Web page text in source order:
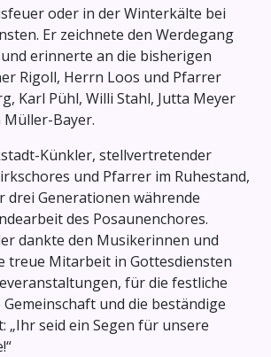
oder in der Winterkälte bei
Er zeichnete den Werdegang
erinnerte an die bisherigen
Rigoll, Herrn Loos und Pfarrer
Karl Pühl, Willi Stahl, Jutta Meyer
Bayer.
Künkler, stellvertretender
und Pfarrer im Ruhestand,
drei Generationen währende
des Posaunenchores.
dankte den Musikerinnen und
treue Mitarbeit in Gottesdiensten
für die festliche
und die beständige
„Ihr seid ein Segen für unsere